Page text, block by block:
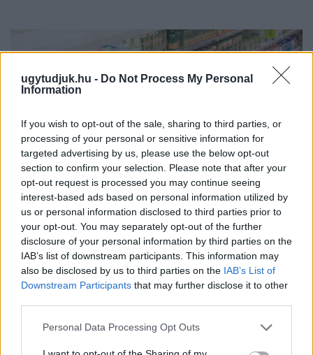
ugytudjuk.hu - Do Not Process My Personal
Information
If you wish to opt-out of the sale, sharing to third parties, or
processing of your personal or sensitive information for
targeted advertising by us, please use the below opt-out
section to confirm your selection. Please note that after your
opt-out request is processed you may continue seeing
interest-based ads based on personal information utilized by
us or personal information disclosed to third parties prior to
your opt-out. You may separately opt-out of the further
disclosure of your personal information by third parties on the
IAB’s list of downstream participants. This information may
also be disclosed by us to third parties on the IAB’s List of
Downstream Participants that may further disclose it to other
Please note that this website/app uses one or more Google
Personal Data Processing Opt Outs
ÖRÖMHÍR: TÍZ ÉVE NEM VOLT ILYEN ALACSONY AZ
INFLÁCIÓ MAGYARORSZÁGON
Júliusban mindössze 1,2 százalékkal emelkedtek éves
összevetésben a fogyasztói árak, miközben az élelmiszerek ára
már csökkent.
Szólj hozzá!